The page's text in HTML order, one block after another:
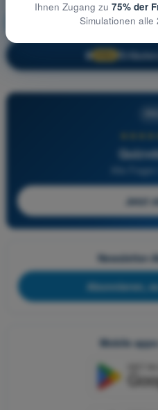
Betriebliche Verfahren
🔒
Alle
Jetzt
Newsletter-
Abonnieren,
Mobile
Ihnen Zugang zu 75% der
Simulationen alle